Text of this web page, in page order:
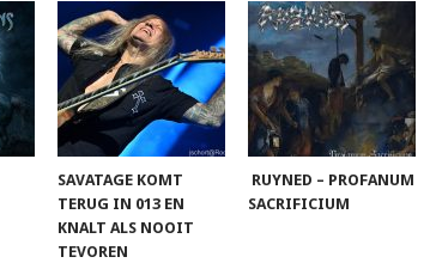
SAVATAGE KOMT
TERUG IN 013 EN
KNALT ALS NOOIT
TEVOREN
RUYNED – PROFANUM
SACRIFICIUM